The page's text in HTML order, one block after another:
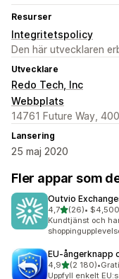
Resurser
Integritetspolicy
Den här utvecklaren
Utvecklare
Redo Tech, Inc
Webbplats
14761 Future Way,
Lansering
25 maj 2020
Fler appar som
Outvio
4,7av 5 stjärnor
(26)
26 recensioner
•
Kundtjänst och
EU‑ångerknapp
4,9av 5 stjärnor
(2 180)
2180 recensioner
•
Uppfyll enkelt